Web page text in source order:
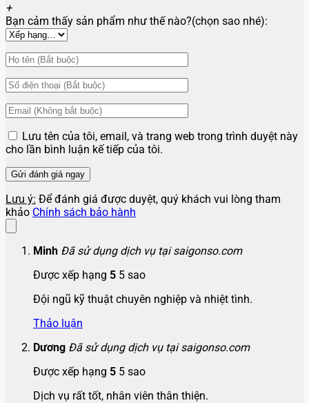
+
Bạn cảm thấy sản phẩm như thế nào?(chọn sao nhé):
Lưu tên của tôi, email, và trang web trong trình duyệt này
cho lần bình luận kế tiếp của tôi.
Lưu ý: Để đánh giá được duyệt, quý khách vui lòng tham
khảo Chính sách bảo hành
Minh Đã sử dụng dịch vụ tại saigonso.com
Được xếp hạng 5 5 sao
Đội ngũ kỹ thuật chuyên nghiệp và nhiệt tình.
Thảo luận
Dương Đã sử dụng dịch vụ tại saigonso.com
Được xếp hạng 5 5 sao
Dịch vụ rất tốt, nhân viên thân thiện.